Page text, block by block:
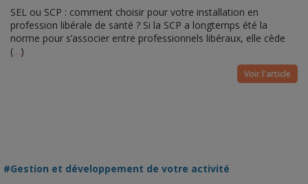
SEL ou SCP : comment choisir pour votre installation en
profession libérale de santé ? Si la SCP a longtemps été la
norme pour s’associer entre professionnels libéraux, elle cède
(…)
Voir l'article
Gestion et développement de votre activité